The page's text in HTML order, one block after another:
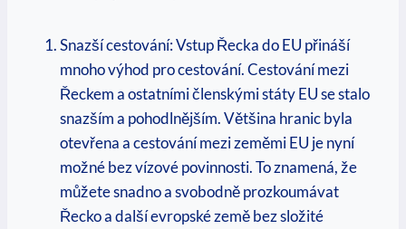
Snazší cestování: Vstup Řecka do EU přináší
mnoho výhod pro cestování. Cestování mezi
Řeckem a ostatními členskými státy EU se stalo
snazším a pohodlnějším. Většina hranic byla
otevřena a cestování mezi zeměmi EU je nyní
možné bez vízové povinnosti. To znamená, že
můžete snadno a svobodně prozkoumávat
Řecko a další evropské země bez složité